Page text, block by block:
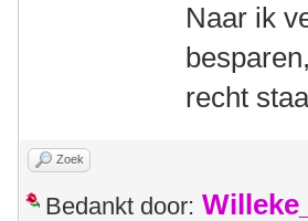
Naar ik
recht
Zoek
Bedankt door: